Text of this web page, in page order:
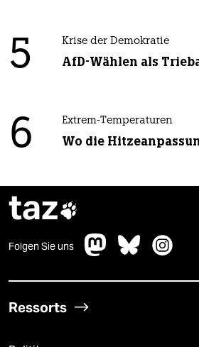
5 Krise der Demokratie
AfD-Wählen als
6 Extrem-Temperaturen
Wo die
taz
Folgen Sie uns
Ressorts